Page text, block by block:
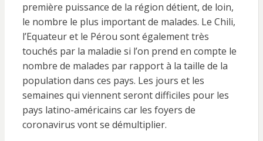
première puissance de la région détient, de loin,
le nombre le plus important de malades. Le Chili,
l’Equateur et le Pérou sont également très
touchés par la maladie si l’on prend en compte le
nombre de malades par rapport à la taille de la
population dans ces pays. Les jours et les
semaines qui viennent seront difficiles pour les
pays latino-américains car les foyers de
coronavirus vont se démultiplier.